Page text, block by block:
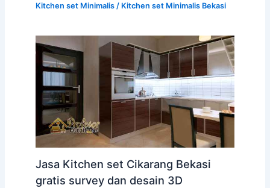
Kitchen set Minimalis/ Kitchen set Minimalis Bekasi
Jasa Kitchen set Cikarang Bekasi
gratis survey dan desain 3D